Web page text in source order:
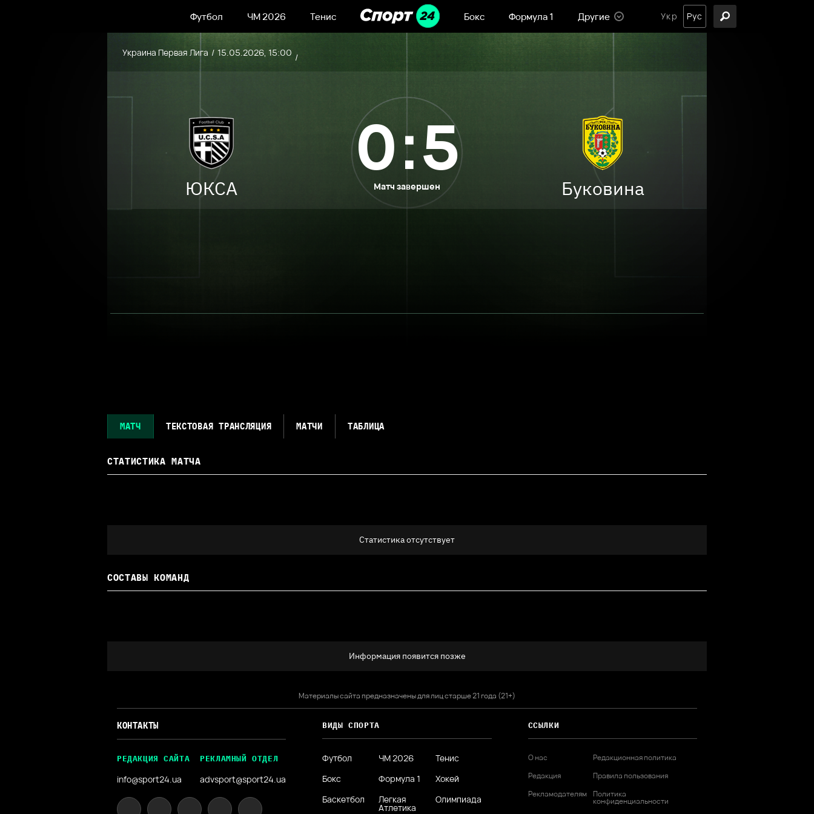
Футбол ЧМ 2026 Тенис Бокс Формула 1 Другие Укр Рус
Украина Первая Лига 15.05.2026, 15:00
ЮКСА
0:5
Матч завершен Буковина
МАТЧ ТЕКСТОВАЯ ТРАНСЛЯЦИЯ МАТЧИ ТАБЛИЦА
СТАТИСТИКА МАТЧА
Статистика отсутствует
СОСТАВЫ КОМАНД
Информация появится позже
Материалы сайта предназначены для лиц старше 21 года (21+)
КОНТАКТЫ
РЕДАКЦИЯ САЙТА
info@sport24.ua
РЕКЛАМНЫЙ ОТДЕЛ
advsport@sport24.ua
ВИДЫ СПОРТА
Футбол ЧМ 2026
Тенис
Бокс
Формула 1
Хокей
Баскетбол
Легкая
Атлетика
Олимпиада
ССЫЛКИ
О нас
Редакция
Рекламодателям
Редакционная политика
Правила пользования
Политика
конфиденциальности